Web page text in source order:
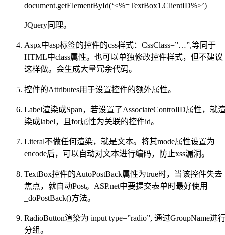
document.getElementById(‘<%=TextBox1.ClientID%>’)
JQuery同理。
Aspx中asp标签的控件的css样式：CssClass=”…”,等同于
HTML中class属性。也可以单独修改控件样式，但不建议
这样做。会生成大量冗余代码。
控件的Attributes用于设置控件的额外属性。
Label渲染成Span，若设置了AssociateControlID属性，就
染成label，且for属性为关联的控件id。
Literal不做任何渲染，就是文本。将其mode属性设置为
encode后，可以自动对文本进行编码，防止xss漏洞。
TextBox控件的AutoPostBack属性为true时，当该控件失去
焦点，就自动Post。ASP.net中要提交表单时最好使用
_doPostBack()方法。
RadioButton渲染为 input type=”radio”, 通过GroupName进
分组。